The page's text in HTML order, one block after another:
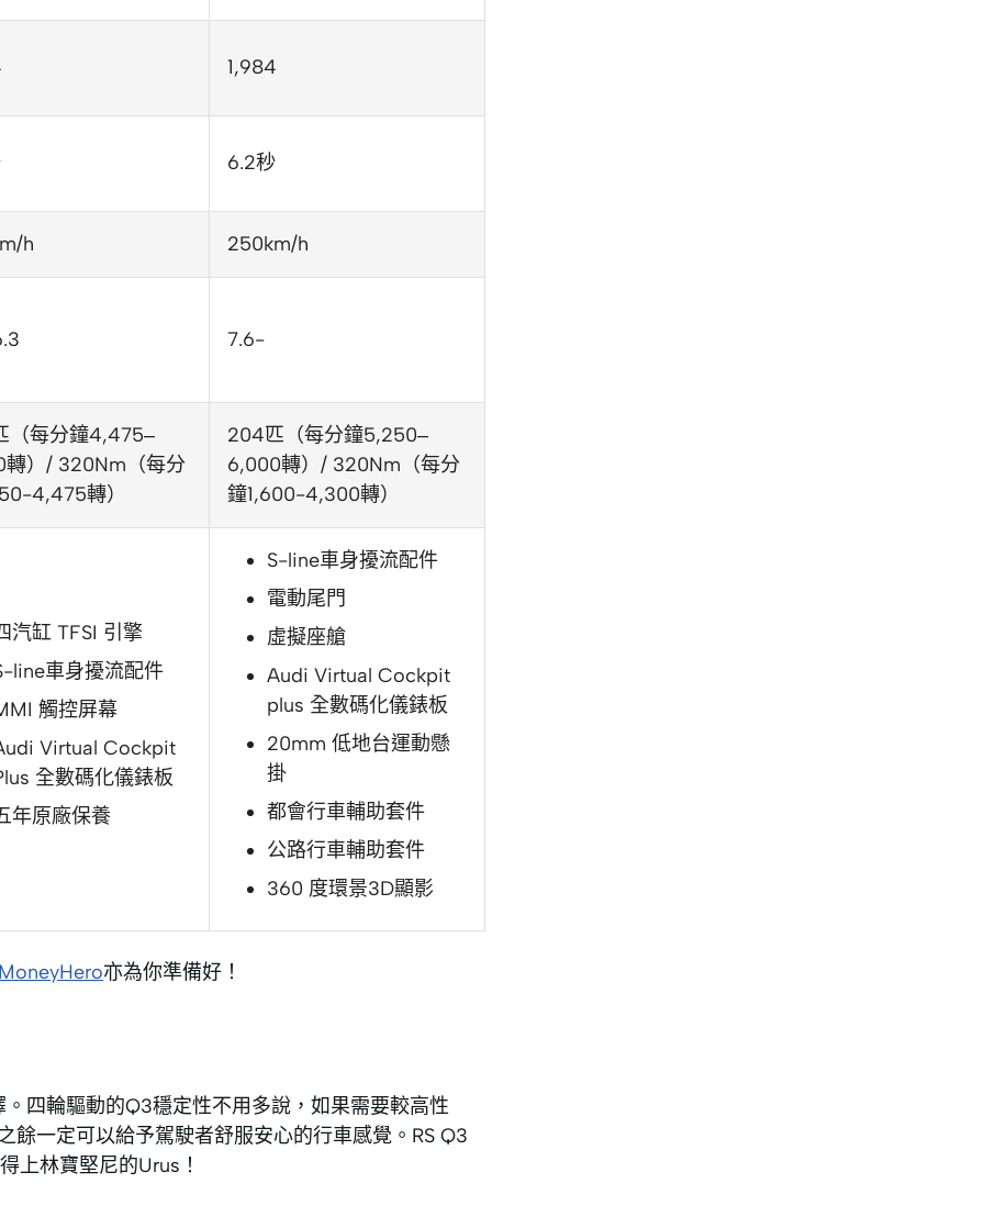
1,984
6.2秒
h 250km/h
7.6-
（每分鐘4,475–
）/ 320Nm（每分
4,475轉）
204匹（每分鐘5,250–
6,000轉）/ 320Nm（每分
鐘1,600-4,300轉）
汽缸 TFSI 引擎
line車身擾流配件
觸控屏幕
Virtual Cockpit
全數碼化儀錶板
年原廠保養
S-line車身擾流配件
電動尾門
虛擬座艙
Audi Virtual Cockpit
plus 全數碼化儀錶板
20mm 低地台運動懸
掛
都會行車輔助套件
公路行車輔助套件
360 度環景3D顯影
亦為你準備好！
四輪驅動的Q3穩定性不用多說，如果需要較高性
餘一定可以給予駕駛者舒服安心的行車感覺。RS Q3
上林寶堅尼的Urus！